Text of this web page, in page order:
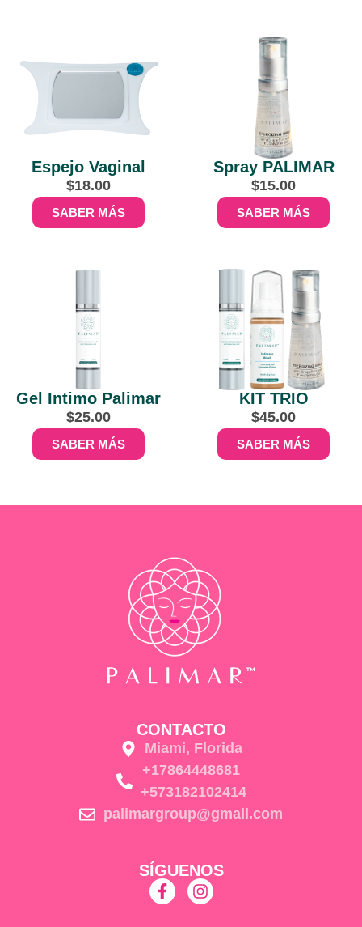
Espejo Vaginal
$18.00
SABER MÁS
Spray PALIMAR
$15.00
SABER MÁS
Gel Intimo Palimar
$25.00
SABER MÁS
KIT TRIO
$45.00
SABER MÁS
CONTACTO
Miami, Florida
+17864448681
+573182102414
palimargroup@gmail.com
SÍGUENOS